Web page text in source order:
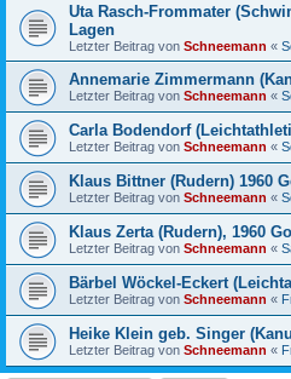
Uta Rasch-Frommater
Lagen
Letzter Beitrag von Schneemann «
Annemarie Zimmermann
Letzter Beitrag von Schneemann «
Carla Bodendorf
Letzter Beitrag von Schneemann «
Klaus Bittner (Rudern) 1960
Letzter Beitrag von Schneemann «
Klaus Zerta (Rudern), 1960
Letzter Beitrag von Schneemann «
Bärbel Wöckel-Eckert
Letzter Beitrag von Schneemann «
Heike Klein geb. Singer
Letzter Beitrag von Schneemann «